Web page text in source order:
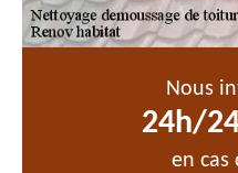
Nous
24h/
en cas